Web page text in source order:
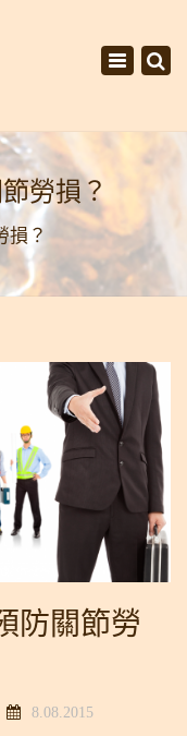
Toggle
勞損？
損？
防關節勞
8.08.2015